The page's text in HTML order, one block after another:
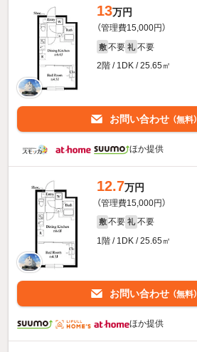
13万円
（管理費15,000円）
敷 不要 礼 不要
2階 / 1DK / 25.65㎡
お問い合わせ （無料）
ほか提供
12.7万円
（管理費15,000円）
敷 不要 礼 不要
1階 / 1DK / 25.65㎡
お問い合わせ （無料）
ほか提供